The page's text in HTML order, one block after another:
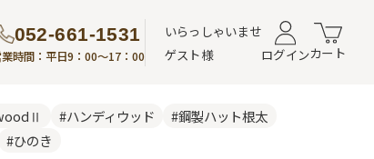
052-661-1531
業時間：平日9：00～17：00
いらっしゃいませ
ゲスト様
ログインカート
#ハンディウッド
#鋼製ハット根太
#ひのき